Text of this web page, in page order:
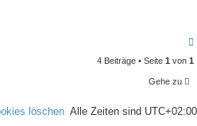
c
4 Beiträge • Seite 1 von 1
Gehe zu
Alle Zeiten sind UTC+02:00
löschen